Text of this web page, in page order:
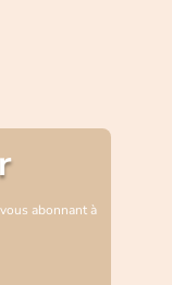
abonnant à